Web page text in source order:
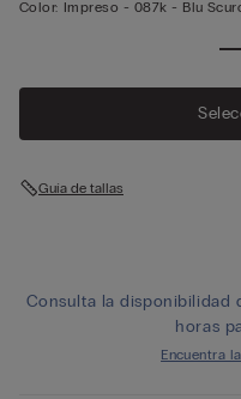
Color: Impreso - 087k - Blu
Guía de tallas
Consulta la disponibilidad
horas
Encuentra